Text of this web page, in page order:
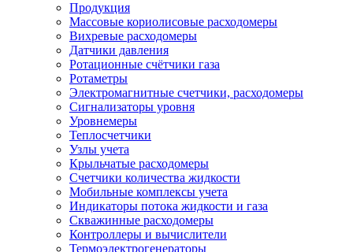
Продукция
Массовые кориолисовые расходомеры
Вихревые расходомеры
Датчики давления
Ротационные счётчики газа
Ротаметры
Электромагнитные счетчики, расходомеры
Сигнализаторы уровня
Уровнемеры
Теплосчетчики
Узлы учета
Крыльчатые расходомеры
Счетчики количества жидкости
Мобильные комплексы учета
Индикаторы потока жидкости и газа
Скважинные расходомеры
Контроллеры и вычислители
Термоэлектрогенераторы